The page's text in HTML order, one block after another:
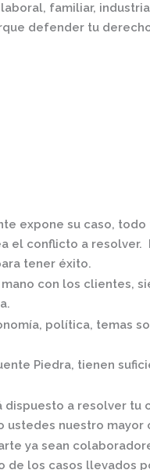
familiar,
defender tu
expone su caso,
el conflicto a resolver.
tener éxito.
con los clientes,
política, temas
Piedra, tienen
dispuesto a resolver tu
ustedes nuestro mayor
ya sean
de los casos llevados